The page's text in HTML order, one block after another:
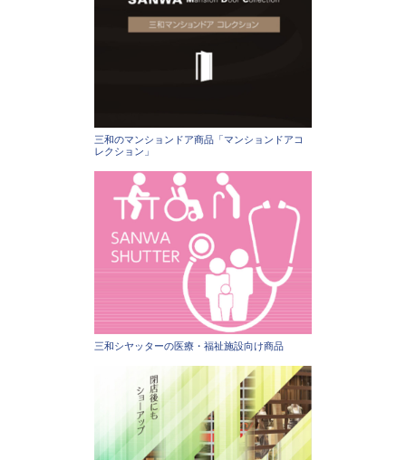
三和のマンションドア商品「マンションドアコ
レクション」
三和シヤッターの医療・福祉施設向け商品